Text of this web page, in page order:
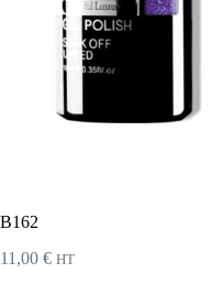
B162
11,00 € HT